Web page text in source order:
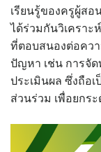
เรียนรู้ของครูผู้ส
ได้ร่วมกันวิเคราะ
ที่ตอบสนองต่อคว
ปัญหา เช่น การจั
ประเมินผล ซึ่งถือ
ส่วนร่วม เพื่อยกร